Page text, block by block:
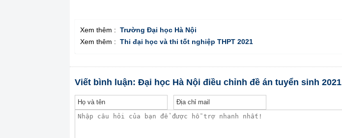
Xem thêm : Trường Đại học Hà Nội
Xem thêm : Thi đại học và thi tốt nghiệp THPT 2021
Viết bình luận: Đại học Hà Nội điều chỉnh đề án tuyển sinh 2021